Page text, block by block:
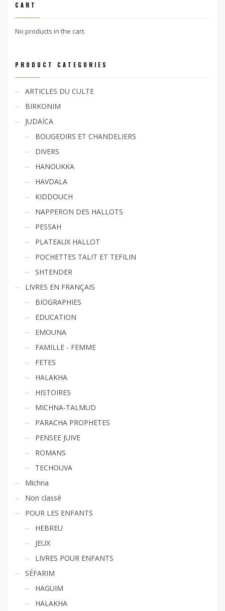
CART
No products in the cart.
PRODUCT CATEGORIES
ARTICLES DU CULTE
BIRKONIM
JUDAÏCA
BOUGEOIRS ET CHANDELIERS
DIVERS
HANOUKKA
HAVDALA
KIDDOUCH
NAPPERON DES HALLOTS
PESSAH
PLATEAUX HALLOT
POCHETTES TALIT ET TEFILIN
SHTENDER
LIVRES EN FRANÇAIS
BIOGRAPHIES
EDUCATION
EMOUNA
FAMILLE - FEMME
FETES
HALAKHA
HISTOIRES
MICHNA-TALMUD
PARACHA PROPHETES
PENSEE JUIVE
ROMANS
TECHOUVA
Michna
Non classé
POUR LES ENFANTS
HEBREU
JEUX
LIVRES POUR ENFANTS
SÉFARIM
HAGUIM
HALAKHA